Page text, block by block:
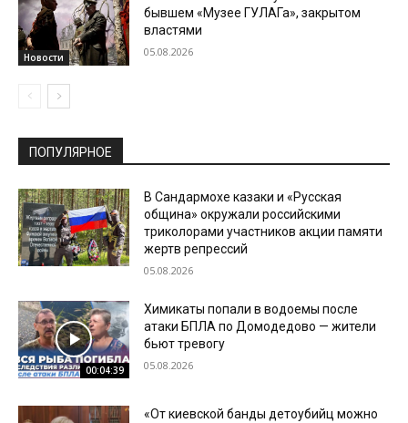
Новости
бывшем «Музее ГУЛАГа», закрытом
властями
05.08.2026
ПОПУЛЯРНОЕ
В Сандармохе казаки и «Русская
община» окружали российскими
триколорами участников акции памяти
жертв репрессий
05.08.2026
00:04:39
Химикаты попали в водоемы после
атаки БПЛА по Домодедово — жители
бьют тревогу
05.08.2026
«От киевской банды детоубийц можно